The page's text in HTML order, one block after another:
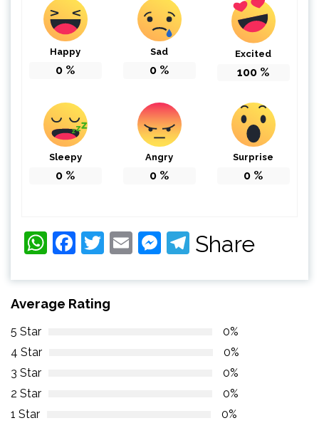
Happy
0 %
Sad
0 %
Excited
100 %
Sleepy
0 %
Angry
0 %
Surprise
0 %
WhatsApp
Facebook
Twitter
EmailMessenger
Telegram
Share
Average Rating
5 Star
0%
4 Star
0%
3 Star
0%
2 Star
0%
1 Star
0%